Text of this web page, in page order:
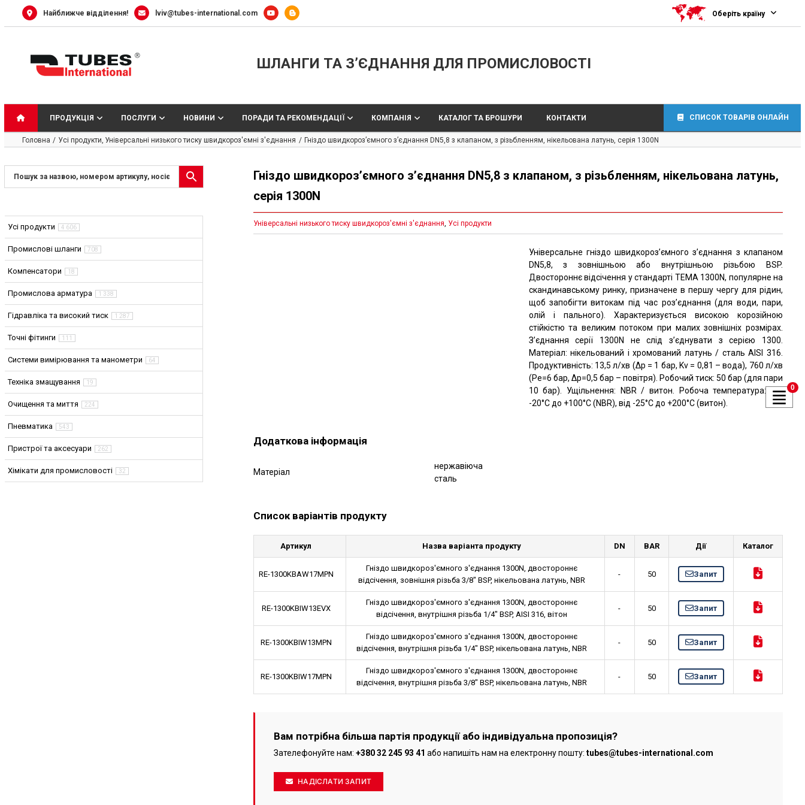
Найближче відділення! lviv@tubes-international.com Оберіть країну
ШЛАНГИ ТА З’ЄДНАННЯ ДЛЯ ПРОМИСЛОВОСТІ
ПРОДУКЦІЯ ПОСЛУГИ НОВИНИ ПОРАДИ ТА РЕКОМЕНДАЦІЇ КОМПАНІЯ КАТАЛОГ ТА БРОШУРИ КОНТАКТИ СПИСОК ТОВАРІВ ОНЛАЙН
Головна Усі продукти Універсальні низького тиску швидкороз'ємні з'єднання Гніздо швидкороз’ємного з’єднання DN5,8 з клапаном, з різьбленням, нікельована латунь, серія 1300N
Гніздо швидкороз’ємного з’єднання DN5,8 з клапаном, з різьбленням, нікельована латунь,
серія 1300N
Універсальні низького тиску швидкороз'ємні з'єднання, Усі продукти
Додаткова інформація
Матеріал
нержавіюча
сталь
Універсальне гніздо швидкороз’ємного з’єднання з клапаном
DN5,8, з зовнішньою або внутрішньою різьбою BSP.
Двостороннє відсічення у стандарті TEMA 1300N, популярне на
скандинавському ринку, призначене в першу чергу для рідин,
щоб запобігти витокам під час роз’єднання (для води, пари,
олій і пального). Характеризується високою корозійною
стійкістю та великим потоком при малих зовнішніх розмірах.
З’єднання серії 1300N не слід з’єднувати з серією 1300.
Матеріал: нікельований і хромований латунь / сталь AISI 316.
Продуктивність: 13,5 л/хв (Δp = 1 бар, Kv = 0,81 – вода), 760 л/хв
(Pe=6 бар, Δp=0,5 бар – повітря). Робочий тиск: 50 бар (для пари
10 бар). Ущільнення: NBR / витон. Робоча температура: від
-20°C до +100°C (NBR), від -25°C до +200°C (витон).
Список варіантів продукту
Артикул Назва варіанта продукту DN BAR Дії Каталог
RE-1300KBAW17MPN
Гніздо швидкороз'ємного з'єднання 1300N, двостороннє
відсічення, зовнішня різьба 3/8" BSP, нікельована латунь, NBR
- 50 Запит
RE-1300KBIW13EVX
Гніздо швидкороз'ємного з'єднання 1300N, двостороннє
відсічення, внутрішня різьба 1/4" BSP, AISI 316, вітон
- 50 Запит
RE-1300KBIW13MPN
Гніздо швидкороз'ємного з'єднання 1300N, двостороннє
відсічення, внутрішня різьба 1/4" BSP, нікельована латунь, NBR
- 50 Запит
RE-1300KBIW17MPN
Гніздо швидкороз'ємного з'єднання 1300N, двостороннє
відсічення, внутрішня різьба 3/8" BSP, нікельована латунь, NBR
- 50 Запит
Вам потрібна більша партія продукції або індивідуальна пропозиція?
Зателефонуйте нам: +380 32 245 93 41 або напишіть нам на електронну пошту: tubes@tubes-international.com
НАДІСЛАТИ ЗАПИТ
Усі продукти 4 606
Промислові шланги 708
Компенсатори 18
Промислова арматура 1 338
Гідравліка та високий тиск 1 287
Точні фітинги 111
Системи вимірювання та манометри 64
Техніка змащування 19
Очищення та миття 224
Пневматика 543
Пристрої та аксесуари 262
Хімікати для промисловості 32
0